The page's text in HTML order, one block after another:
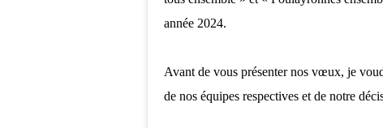
année 2024.
Avant de vous présenter nos vœux, je
de nos équipes respectives et de notre